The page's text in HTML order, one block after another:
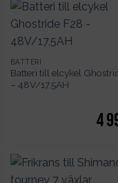
BATTERI
Batteri till elcykel
– 48V/17,5AH
4